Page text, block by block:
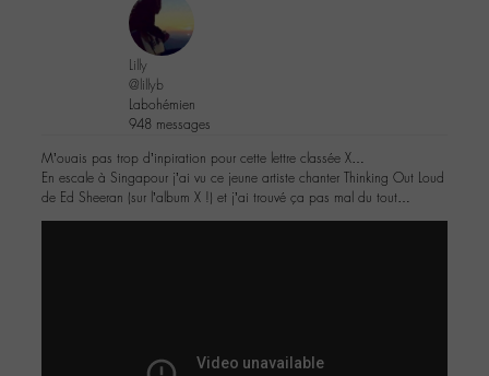
Lilly
@lillyb
Labohémien
948 messages
M’ouais pas trop d’inpiration pour cette lettre classée X…
En escale à Singapour j’ai vu ce jeune artiste chanter Thinking Out Loud
de Ed Sheeran (sur l’album X !) et j’ai trouvé ça pas mal du tout…